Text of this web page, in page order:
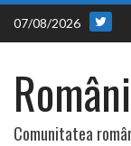
Skip
content
07/08/2026
Comunitatea